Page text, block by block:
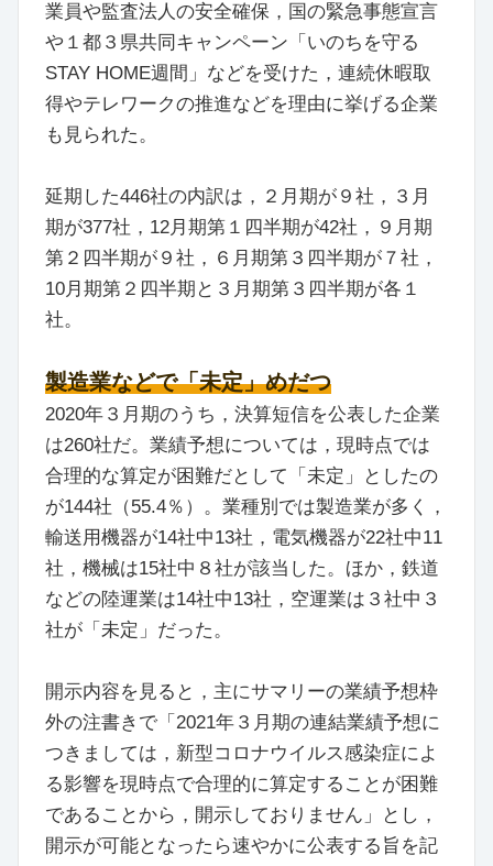
業員や監査法人の安全確保，国の緊急事態宣言
や１都３県共同キャンペーン「いのちを守る
STAY HOME週間」などを受けた，連続休暇取
得やテレワークの推進などを理由に挙げる企業
も見られた。
延期した446社の内訳は，２月期が９社，３月
期が377社，12月期第１四半期が42社，９月期
第２四半期が９社，６月期第３四半期が７社，
10月期第２四半期と３月期第３四半期が各１
社。
製造業などで「未定」めだつ
2020年３月期のうち，決算短信を公表した企業
は260社だ。業績予想については，現時点では
合理的な算定が困難だとして「未定」としたの
が144社（55.4％）。業種別では製造業が多く，
輸送用機器が14社中13社，電気機器が22社中11
社，機械は15社中８社が該当した。ほか，鉄道
などの陸運業は14社中13社，空運業は３社中３
社が「未定」だった。
開示内容を見ると，主にサマリーの業績予想枠
外の注書きで「2021年３月期の連結業績予想に
つきましては，新型コロナウイルス感染症によ
る影響を現時点で合理的に算定することが困難
であることから，開示しておりません」とし，
開示が可能となったら速やかに公表する旨を記